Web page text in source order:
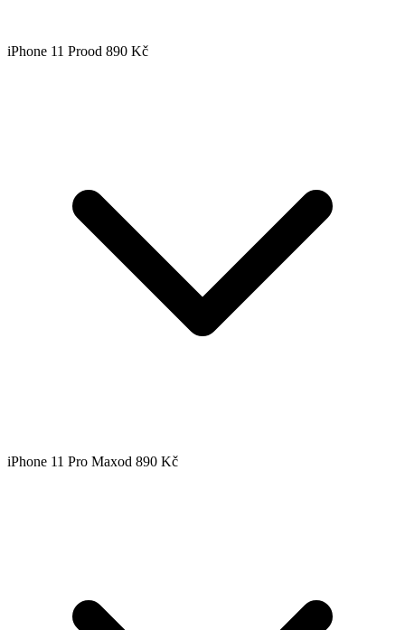
iPhone 11 Prood 890 Kč
iPhone 11 Pro Maxod 890 Kč